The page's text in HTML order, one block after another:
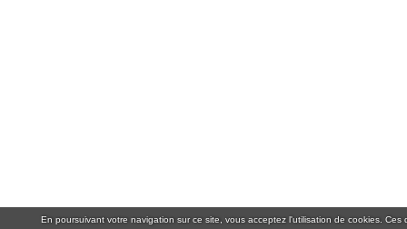
En poursuivant votre navigation sur ce site, vous acceptez l'utilisation de cookies.